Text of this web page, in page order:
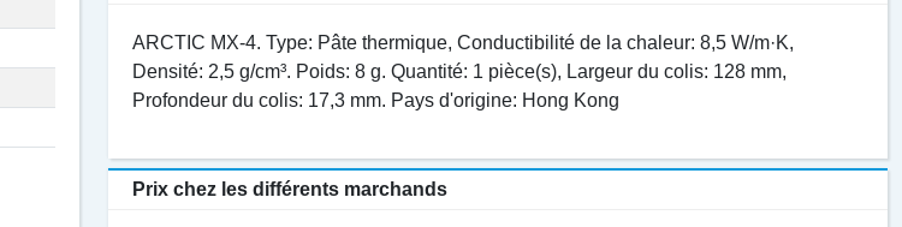
ARCTIC MX-4. Type: Pâte thermique, Сonductibilité de la chaleur: 8,5 W/m·K,
Densité: 2,5 g/cm³. Poids: 8 g. Quantité: 1 pièce(s), Largeur du colis: 128 mm,
Profondeur du colis: 17,3 mm. Pays d'origine: Hong Kong
Prix chez les différents marchands